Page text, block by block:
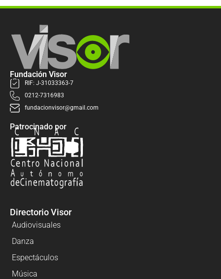
Fundación Visor
RIF: J-31033363-7
0212-7316983
fundacionvisor@gmail.com
Patrocinado por
Directorio Visor
Audiovisuales
Danza
Espectáculos
Música